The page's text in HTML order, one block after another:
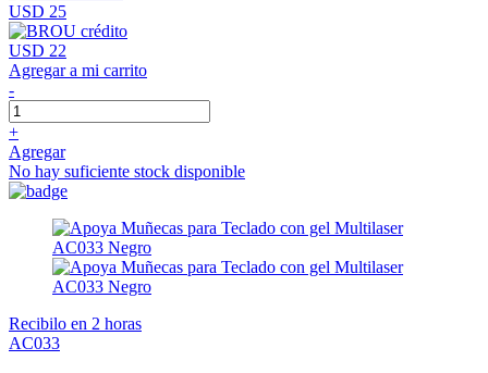
USD 25
USD 22
Agregar a mi carrito
-
+
Agregar
No hay suficiente stock disponible
Recibilo en 2 horas
AC033